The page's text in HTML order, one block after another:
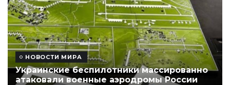
НОВОСТИ МИРА
Украинские беспилотники массированно
атаковали военные аэродромы России